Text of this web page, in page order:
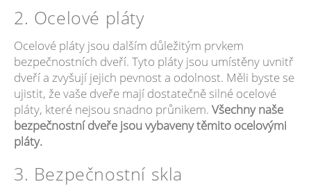
2. Ocelové pláty
Ocelové pláty jsou dalším důležitým prvkem
bezpečnostních dveří. Tyto pláty jsou umístěny uvnitř
dveří a zvyšují jejich pevnost a odolnost. Měli byste se
ujistit, že vaše dveře mají dostatečně silné ocelové
pláty, které nejsou snadno průnikem. Všechny naše
bezpečnostní dveře jsou vybaveny těmito ocelovými
pláty.
3. Bezpečnostní skla